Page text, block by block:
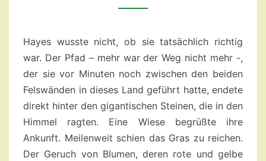
DER
–
KAPITEL
2
Hayes wusste nicht, ob sie tatsächlich richtig
war. Der Pfad – mehr war der Weg nicht mehr -,
der sie vor Minuten noch zwischen den beiden
Felswänden in dieses Land geführt hatte, endete
direkt hinter den gigantischen Steinen, die in den
Himmel ragten. Eine Wiese begrüßte ihre
Ankunft. Meilenweit schien das Gras zu reichen.
Der Geruch von Blumen, deren rote und gelbe